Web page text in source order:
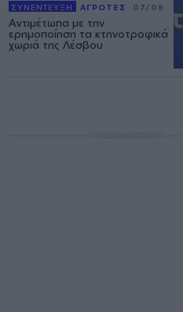
ΣΥΝΕΝΤΕΥΞΗ ΑΓΡΟΤΕΣ 07/08
Αντιμέτωπα με την
ερημοποίηση τα κτηνοτροφικά
χωριά της Λέσβου